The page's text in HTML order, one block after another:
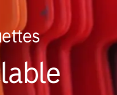
NOUMÉA